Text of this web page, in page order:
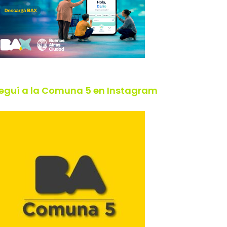
a la Comuna 5 en Instagram